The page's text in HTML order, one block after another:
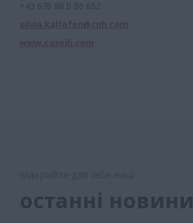
+43 676 88 0 86 652
останні новини